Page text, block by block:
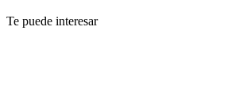
Te puede interesar